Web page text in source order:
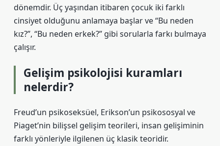
dönemdir. Üç yaşından itibaren çocuk iki farklı
cinsiyet olduğunu anlamaya başlar ve “Bu neden
kız?”, “Bu neden erkek?” gibi sorularla farkı bulmaya
çalışır.
Gelişim psikolojisi kuramları
nelerdir?
Freud’un psikoseksüel, Erikson’un psikososyal ve
Piaget’nin bilişsel gelişim teorileri, insan gelişiminin
farklı yönleriyle ilgilenen üç klasik teoridir.